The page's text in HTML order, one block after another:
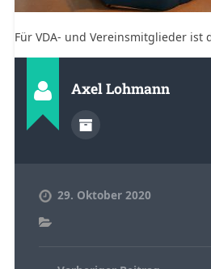
Für VDA- und Vereinsmitglieder ist
Axel Lohmann
29. Oktober 2020